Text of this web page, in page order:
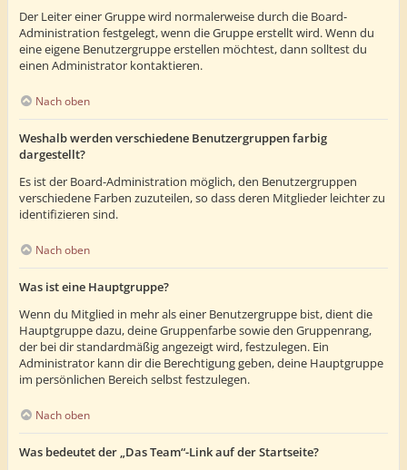
Der Leiter einer Gruppe wird normalerweise durch die Board-
Administration festgelegt, wenn die Gruppe erstellt wird. Wenn du
eine eigene Benutzergruppe erstellen möchtest, dann solltest du
einen Administrator kontaktieren.
Nach oben
Weshalb werden verschiedene Benutzergruppen farbig
dargestellt?
Es ist der Board-Administration möglich, den Benutzergruppen
verschiedene Farben zuzuteilen, so dass deren Mitglieder leichter zu
identifizieren sind.
Nach oben
Was ist eine Hauptgruppe?
Wenn du Mitglied in mehr als einer Benutzergruppe bist, dient die
Hauptgruppe dazu, deine Gruppenfarbe sowie den Gruppenrang,
der bei dir standardmäßig angezeigt wird, festzulegen. Ein
Administrator kann dir die Berechtigung geben, deine Hauptgruppe
im persönlichen Bereich selbst festzulegen.
Nach oben
Was bedeutet der „Das Team“-Link auf der Startseite?